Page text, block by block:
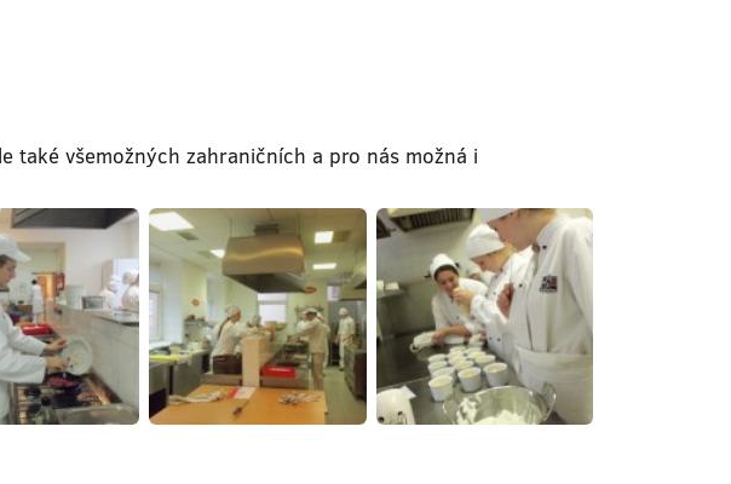
také všemožných zahraničních a pro nás možná i